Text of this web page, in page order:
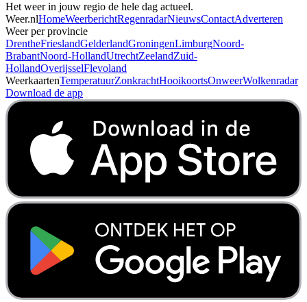
Het weer in jouw regio de hele dag actueel.
Weer.nlHomeWeerberichtRegenradarNieuwsContactAdverteren
Weer per provincie
DrentheFrieslandGelderlandGroningenLimburgNoord-
BrabantNoord-HollandUtrechtZeelandZuid-
HollandOverijsselFlevoland
WeerkaartenTemperatuurZonkrachtHooikoortsOnweerWolkenradar
Download de app